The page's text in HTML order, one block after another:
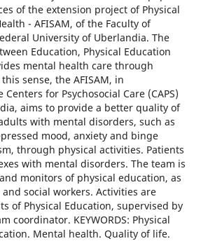
of the extension project of Physical
- AFISAM, of the Faculty of
University of Uberlandia. The
Education, Physical Education
mental health care through
sense, the AFISAM, in
for Psychosocial Care (CAPS)
aims to provide a better quality of
with mental disorders, such as
mood, anxiety and binge
through physical activities. Patients
with mental disorders. The team is
monitors of physical education, as
social workers. Activities are
of Physical Education, supervised by
coordinator. KEYWORDS: Physical
Mental health. Quality of life.